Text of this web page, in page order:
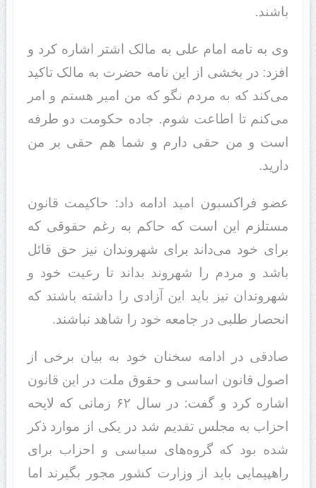
باشند.
وی به نامه امام علی به مالک اشتر اشاره کرد و
افزد: در بخشی از این نامه حضرت به مالک تاکید
می‌کند که به مردم نگو که من امیر هستم و امر
می‌کنم تا اطاعت شوم. جاده حکومت دو طرفه
است و من حقی دارم و شما هم حقی بر من
دارید.
عضو فراکسبون امید ادامه داد: حاکیمت قانون
مستلزم این است که حاکم به رغم حقوقی که
برای خود می‌داند برای شهروندان نیز حق قائل
باشد و مردم را شهروند بداند تا رعیت خود و
شهروندان نیز باید این آزادی را داشته باشند که
انحصار طلبی در جامعه خود را شاهد نباشند.
صادقی در ادامه سخنان خود به بیان برخی از
اصول قانون اساسی و حقوق ملت در این قانون
اشاره کرد و گفت: در سال ۶۲ زمانی که لایحه
احزاب به مجلس تقدیم شد در یکی از موارد ذکر
شده بود که گروه‌های سیاسی و احزاب برای
راهپیمایی باید از وزارت کشور مجور بگیرند اما